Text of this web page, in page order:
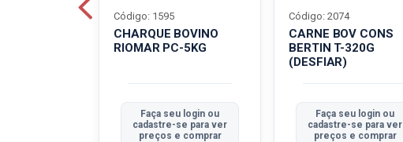
CHARQUE BOVINO
RIOMAR PC-5KG
Código: 1595
Faça seu login ou
cadastre-se para ver
preços e comprar
CARNE BOV CONS
BERTIN T-320G
(DESFIAR)
Código: 2074
Faça seu login ou
cadastre-se para ver
preços e comprar